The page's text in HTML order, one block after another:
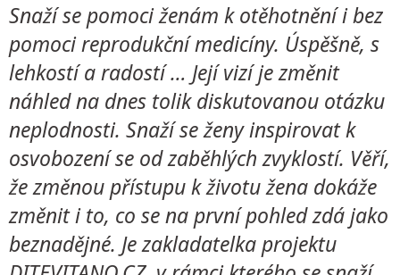
Snaží se pomoci ženám k otěhotnění i bez
pomoci reprodukční medicíny. Úspěšně, s
lehkostí a radostí … Její vizí je změnit
náhled na dnes tolik diskutovanou otázku
neplodnosti. Snaží se ženy inspirovat k
osvobození se od zaběhlých zvyklostí. Věří,
že změnou přístupu k životu žena dokáže
změnit i to, co se na první pohled zdá jako
beznadějné. Je zakladatelka projektu